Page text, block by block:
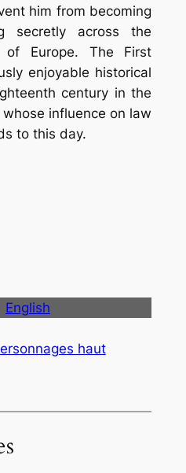
him from becoming
secretly across the
of Europe. The First
enjoyable historical
century in the
influence on law
to this day.
English
haut